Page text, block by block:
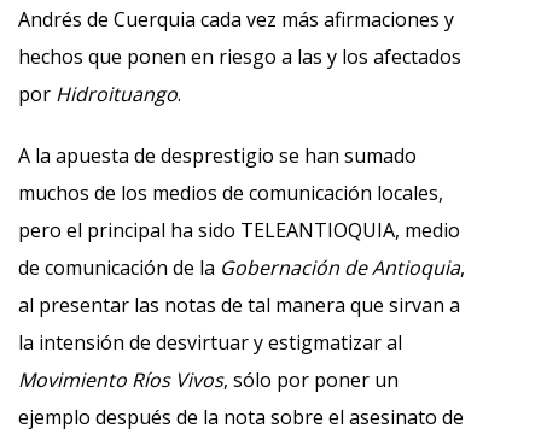
Andrés de Cuerquia cada vez más afirmaciones y
hechos que ponen en riesgo a las y los afectados
por Hidroituango.
A la apuesta de desprestigio se han sumado
muchos de los medios de comunicación locales,
pero el principal ha sido TELEANTIOQUIA, medio
de comunicación de la Gobernación de Antioquia,
al presentar las notas de tal manera que sirvan a
la intensión de desvirtuar y estigmatizar al
Movimiento Ríos Vivos, sólo por poner un
ejemplo después de la nota sobre el asesinato de